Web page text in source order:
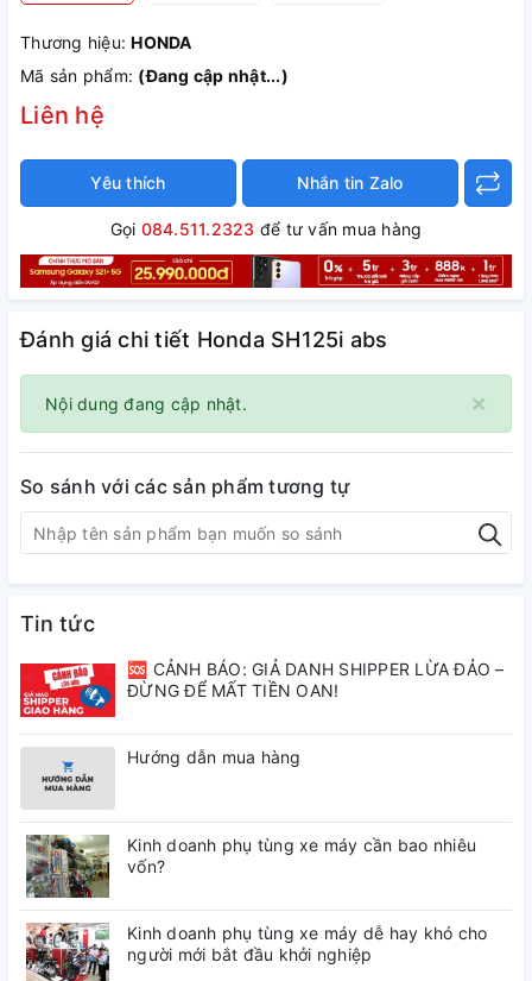
Thương hiệu:HONDA
Mã sản phẩm: (Đang cập nhật...)
Liên hệ
Yêu thích Nhắn tin Zalo
Gọi 084.511.2323 để tư vấn mua hàng
Đánh giá chi tiết Honda SH125i abs
×
Nội dung đang cập nhật.
So sánh với các sản phẩm tương tự
Tin tức
🆘 CẢNH BÁO: GIẢ DANH SHIPPER LỪA ĐẢO –
ĐỪNG ĐỂ MẤT TIỀN OAN!
Hướng dẫn mua hàng
Kinh doanh phụ tùng xe máy cần bao nhiêu
vốn?
Kinh doanh phụ tùng xe máy dễ hay khó cho
người mới bắt đầu khởi nghiệp